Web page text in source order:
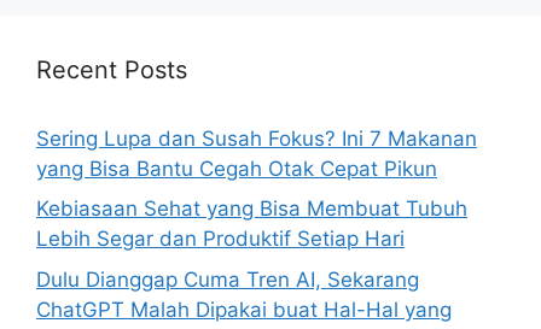
h
r
:
Recent Posts
Sering Lupa dan Susah Fokus? Ini 7 Makanan
yang Bisa Bantu Cegah Otak Cepat Pikun
Kebiasaan Sehat yang Bisa Membuat Tubuh
Lebih Segar dan Produktif Setiap Hari
Dulu Dianggap Cuma Tren AI, Sekarang
ChatGPT Malah Dipakai buat Hal-Hal yang